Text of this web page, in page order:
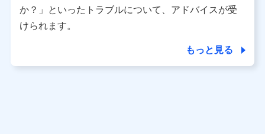
※ dポイントクラブ会員ではないお客さま（2019年12月11
日以降、一度もdポイントクラブ会員であったことがないお
個人データは、こちら の利用目的の範囲内に限って共同利
用します。
か？」といったトラブルについて、アドバイスが受
けられます。
もっと見る